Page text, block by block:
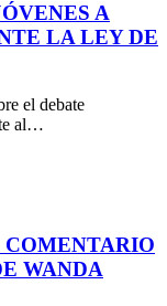
A
LA LEY DE
el debate
al…
WANDA